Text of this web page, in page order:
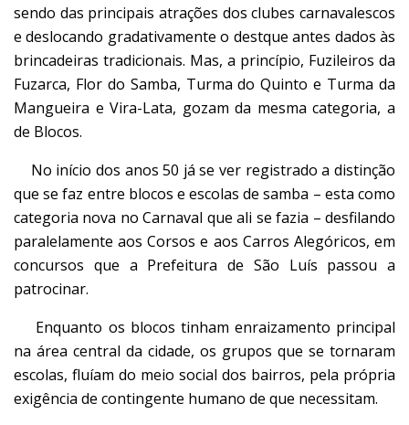
sendo das principais atrações dos clubes carnavalescos
e deslocando gradativamente o destque antes dados às
brincadeiras tradicionais. Mas, a princípio, Fuzileiros da
Fuzarca, Flor do Samba, Turma do Quinto e Turma da
Mangueira e Vira-Lata, gozam da mesma categoria, a
de Blocos.
No início dos anos 50 já se ver registrado a distinção
que se faz entre blocos e escolas de samba – esta como
categoria nova no Carnaval que ali se fazia – desfilando
paralelamente aos Corsos e aos Carros Alegóricos, em
concursos que a Prefeitura de São Luís passou a
patrocinar.
Enquanto os blocos tinham enraizamento principal
na área central da cidade, os grupos que se tornaram
escolas, fluíam do meio social dos bairros, pela própria
exigência de contingente humano de que necessitam.